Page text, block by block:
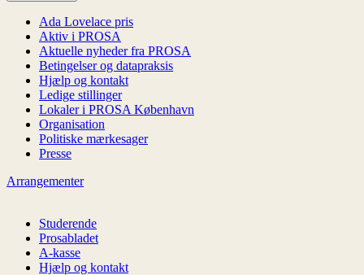
Ada Lovelace pris
Aktiv i PROSA
Aktuelle nyheder fra PROSA
Betingelser og datapraksis
Hjælp og kontakt
Ledige stillinger
Lokaler i PROSA København
Organisation
Politiske mærkesager
Presse
Arrangementer
Studerende
Prosabladet
A-kasse
Hjælp og kontakt